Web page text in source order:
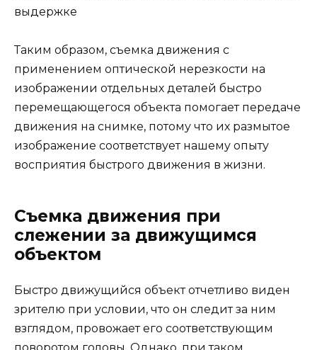
выдержке
Таким образом, съемка движения с
применением оптической нерезкости на
изображении отдельных деталей быстро
перемещающегося объекта помогает передаче
движения на снимке, потому что их размытое
изображение соответствует нашему опыту
восприятия быстрого движения в жизни.
Съемка движения при
слежении за движущимся
объектом
Быстро движущийся объект отчетливо виден
зрителю при условии, что он следит за ним
взглядом, провожает его соответствующим